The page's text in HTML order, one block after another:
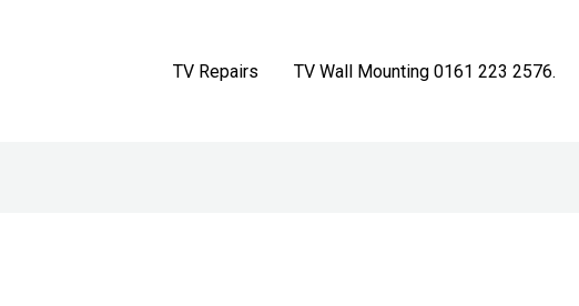
TV Repairs TV Wall Mounting 0161 223 2576.